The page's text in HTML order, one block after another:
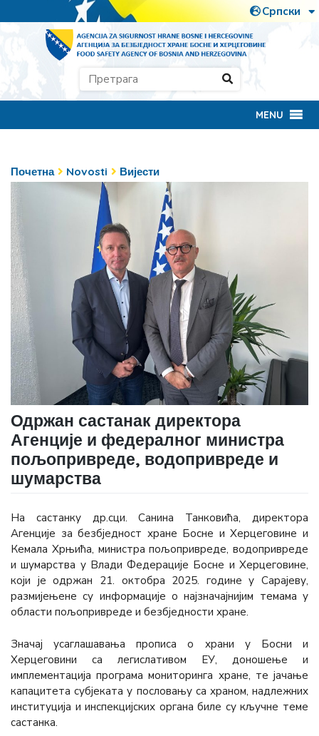
MENU
Почетна Novosti Вијести
Одржан састанак директора
Агенције и федералног министра
пољопривреде, водопривреде и
шумарства
На састанку др.сци. Санина Танковића, директора
Агенције за безбједност хране Босне и Херцеговине и
Кемала Хрњића, министра пољопривреде, водопривреде
и шумарства у Влади Федерације Босне и Херцеговине,
који је одржан 21. октобра 2025. године у Сарајеву,
размијењене су информације о најзначајнијим темама у
области пољопривреде и безбједности хране.
Значај усаглашавања прописа о храни у Босни и
Херцеговини са легислативом ЕУ, доношење и
имплементација програма мониторинга хране, те јачање
капацитета субјеката у пословању са храном, надлежних
институција и инспекцијских органа биле су кључне теме
састанка.